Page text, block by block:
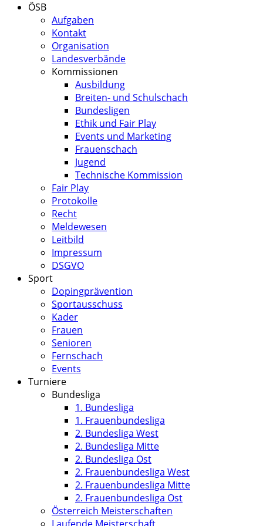
ÖSB
Aufgaben
Kontakt
Organisation
Landesverbände
Kommissionen
Ausbildung
Breiten- und Schulschach
Bundesligen
Ethik und Fair Play
Events und Marketing
Frauenschach
Jugend
Technische Kommission
Fair Play
Protokolle
Recht
Meldewesen
Leitbild
Impressum
DSGVO
Sport
Dopingprävention
Sportausschuss
Kader
Frauen
Senioren
Fernschach
Events
Turniere
Bundesliga
1. Bundesliga
1. Frauenbundesliga
2. Bundesliga West
2. Bundesliga Mitte
2. Bundesliga Ost
2. Frauenbundesliga West
2. Frauenbundesliga Mitte
2. Frauenbundesliga Ost
Österreich Meisterschaften